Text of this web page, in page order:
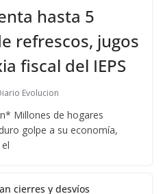
hasta 5
refrescos, jugos
fiscal del IEPS
Evolucion
Millones de hogares
golpe a su economía,
cierres y desvíos